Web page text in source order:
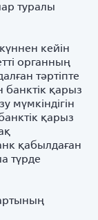
туралы
кейін
органның
тәртіпте
қарыз
мүмкіндігін
қарыз
қабылдаған
түрде